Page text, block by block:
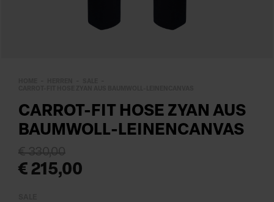
CARROT-FIT HOSE ZYAN AUS
BAUMWOLL-LEINENCANVAS
€ 215,00
€ 330,00